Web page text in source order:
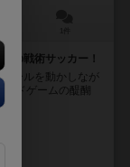
の戦術サッカー！
ールを動かしなが
ドゲームの醍醐